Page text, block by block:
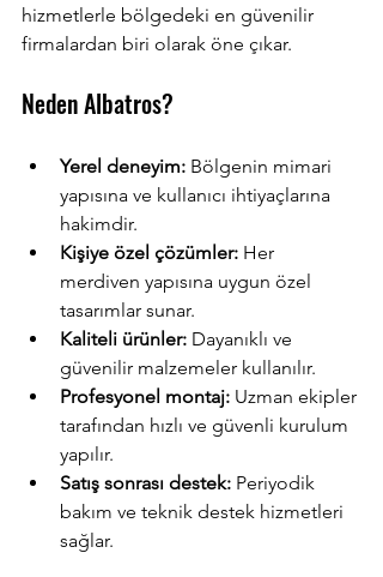
hizmetlerle bölgedeki en güvenilir
firmalardan biri olarak öne çıkar.
Neden Albatros?
Yerel deneyim: Bölgenin mimari
yapısına ve kullanıcı ihtiyaçlarına
hakimdir.
Kişiye özel çözümler: Her
merdiven yapısına uygun özel
tasarımlar sunar.
Kaliteli ürünler: Dayanıklı ve
güvenilir malzemeler kullanılır.
Profesyonel montaj: Uzman ekipler
tarafından hızlı ve güvenli kurulum
yapılır.
Satış sonrası destek: Periyodik
bakım ve teknik destek hizmetleri
sağlar.